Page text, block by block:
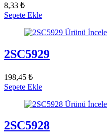
8,33 ₺
Sepete Ekle
Ürünü İncele
2SC5929
198,45 ₺
Sepete Ekle
Ürünü İncele
2SC5928